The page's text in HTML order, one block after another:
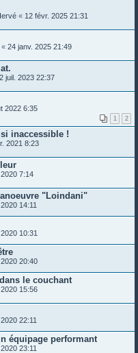
« 12 févr. 2025 21:31
« 24 janv. 2025 21:49
juil. 2023 22:37
2022 6:35
1 2
inaccessible !
2021 8:23
7:14
"Loindani"
14:11
10:31
20:40
le couchant
15:56
22:11
équipage performant
23:11